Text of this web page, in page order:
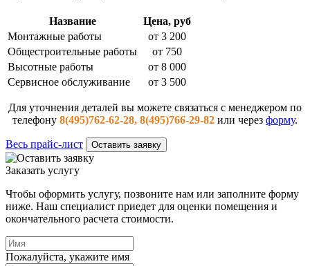
Название
Цена, руб
Монтажные работы
от 3 200
Общестроительные работы
от 750
Высотные работы
от 8 000
Сервисное обслуживание
от 3 500
Для уточнения деталей вы можете связаться с менеджером по
телефону 8(495)762-62-28, 8(495)766-29-82 или через форму.
Весь прайс-лист Оставить заявку
Заказать услугу
Чтобы оформить услугу, позвоните нам или заполните форму
ниже. Наш специалист приедет для оценки помещения и
окончательного расчета стоимости.
Пожалуйста, укажите имя